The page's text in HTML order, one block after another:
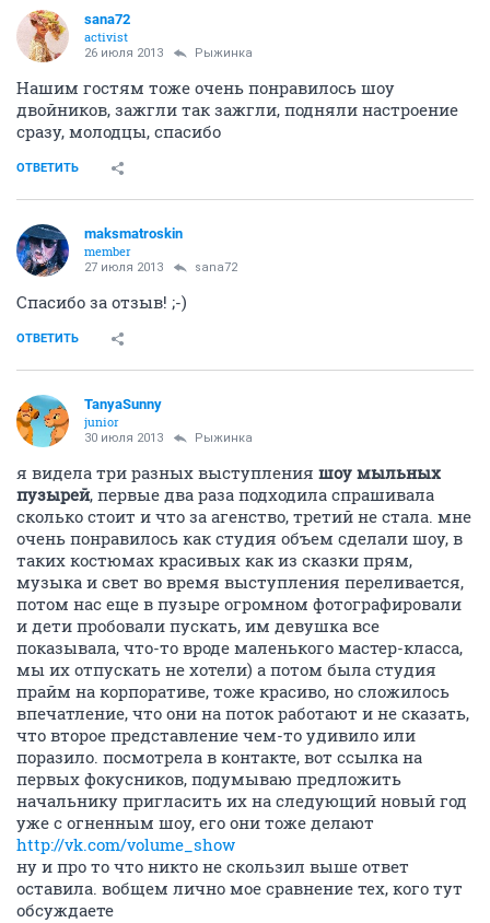
sana72
activist
26 июля 2013 Рыжинка
Нашим гостям тоже очень понравилось шоу
двойников, зажгли так зажгли, подняли настроение
сразу, молодцы, спасибо
ОТВЕТИТЬ
maksmatroskin
member
27 июля 2013 sana72
Спасибо за отзыв! ;-)
ОТВЕТИТЬ
TanyaSunny
junior
30 июля 2013 Рыжинка
я видела три разных выступления шоу мыльных
пузырей, первые два раза подходила спрашивала
сколько стоит и что за агенство, третий не стала. мне
очень понравилось как студия объем сделали шоу, в
таких костюмах красивых как из сказки прям,
музыка и свет во время выступления переливается,
потом нас еще в пузыре огромном фотографировали
и дети пробовали пускать, им девушка все
показывала, что-то вроде маленького мастер-класса,
мы их отпускать не хотели) а потом была студия
прайм на корпоративе, тоже красиво, но сложилось
впечатление, что они на поток работают и не сказать,
что второе представление чем-то удивило или
поразило. посмотрела в контакте, вот ссылка на
первых фокусников, подумываю предложить
начальнику пригласить их на следующий новый год
уже с огненным шоу, его они тоже делают
http://vk.com/volume_show
ну и про то что никто не скользил выше ответ
оставила. вобщем лично мое сравнение тех, кого тут
обсуждаете